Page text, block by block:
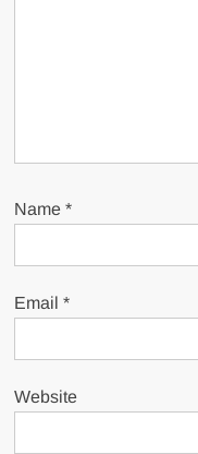
Name*
Email*
Website